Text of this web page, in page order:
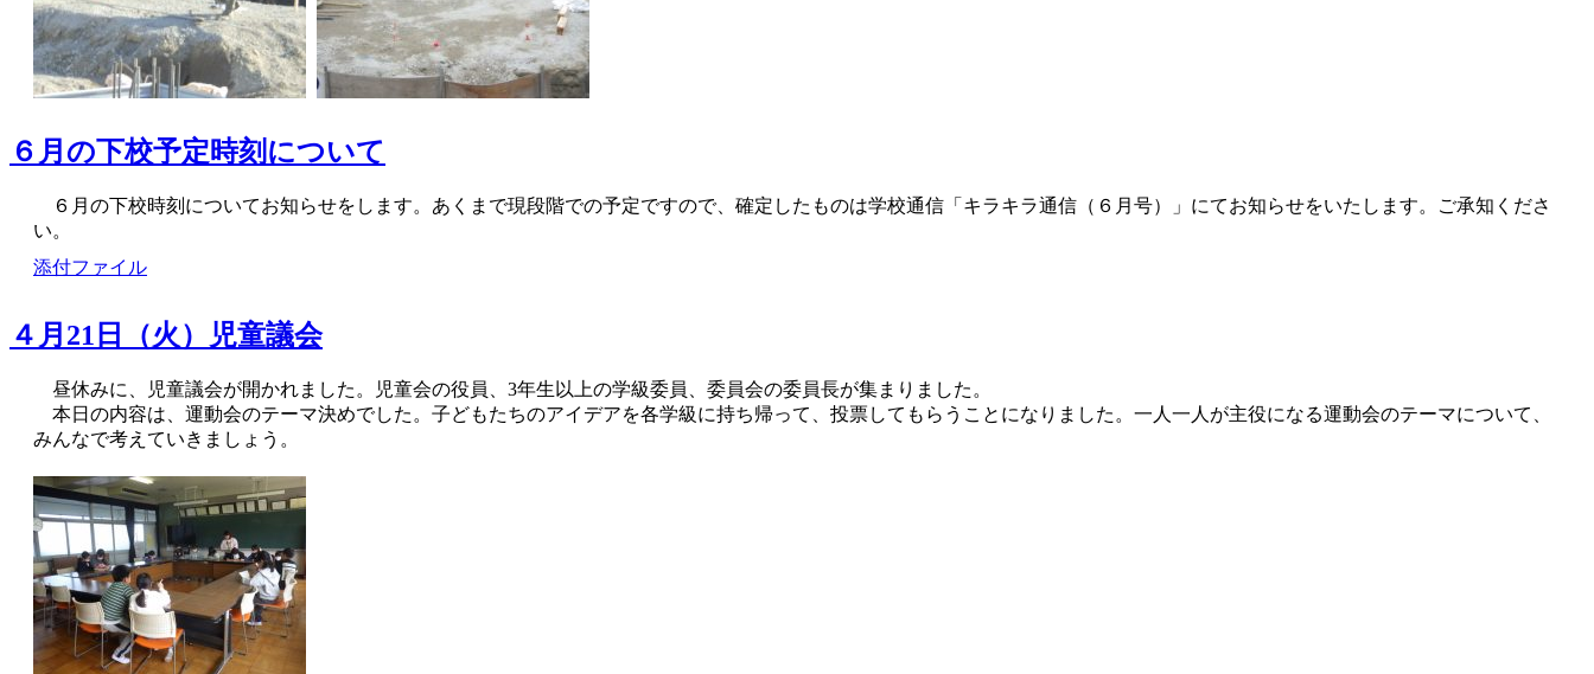
６月の下校予定時刻について
６月の下校時刻についてお知らせをします。あくまで現段階での予定ですので、確定したものは学校通信「キラキラ通信（６月号）」にてお知らせをいたします。ご承知くださ
い。
添付ファイル
４月21日（火）児童議会
昼休みに、児童議会が開かれました。児童会の役員、3年生以上の学級委員、委員会の委員長が集まりました。
本日の内容は、運動会のテーマ決めでした。子どもたちのアイデアを各学級に持ち帰って、投票してもらうことになりました。一人一人が主役になる運動会のテーマについて、
みんなで考えていきましょう。